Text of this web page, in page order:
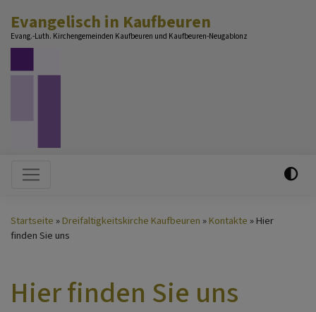
zum
Inhalt
Evangelisch in Kaufbeuren
Evang.-Luth. Kirchengemeinden Kaufbeuren und Kaufbeuren-Neugablonz
Hauptnavigation
Startseite Dreifaltigkeitskirche Kaufbeuren Kontakte
Hier
finden Sie uns
Hier finden Sie uns